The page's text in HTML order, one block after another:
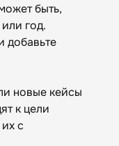
быть,
год.
добавьте
новые кейсы
к цели
с